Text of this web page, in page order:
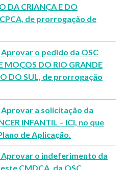
DA CRIANÇA E DO
de prorrogação de
Aprovar o pedido da OSC
MOÇOS DO RIO GRANDE
DO SUL, de prorrogação
Aprovar a solicitação da
INFANTIL – ICI, no que
de Aplicação.
Aprovar o indeferimento da
CMDCA, da OSC